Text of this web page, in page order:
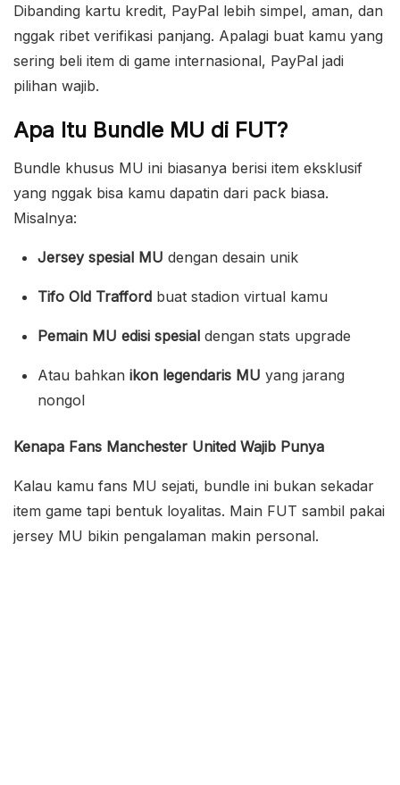
Dibanding kartu kredit, PayPal lebih simpel, aman, dan
nggak ribet verifikasi panjang. Apalagi buat kamu yang
sering beli item di game internasional, PayPal jadi
pilihan wajib.
Apa Itu Bundle MU di FUT?
Bundle khusus MU ini biasanya berisi item eksklusif
yang nggak bisa kamu dapatin dari pack biasa.
Misalnya:
Jersey spesial MU dengan desain unik
Tifo Old Trafford buat stadion virtual kamu
Pemain MU edisi spesial dengan stats upgrade
Atau bahkanikon legendaris MU yang jarang
nongol
Kenapa Fans Manchester United Wajib Punya
Kalau kamu fans MU sejati, bundle ini bukan sekadar
item game tapi bentuk loyalitas. Main FUT sambil pakai
jersey MU bikin pengalaman makin personal.